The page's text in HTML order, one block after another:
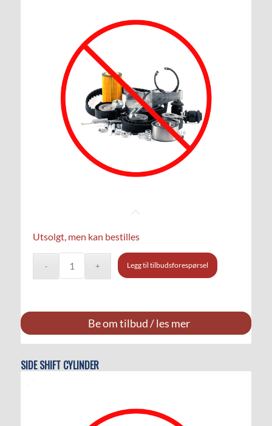
Utsolgt, men kan bestilles
Legg til tilbudsforespørsel
Be om tilbud / les mer
SIDE SHIFT CYLINDER